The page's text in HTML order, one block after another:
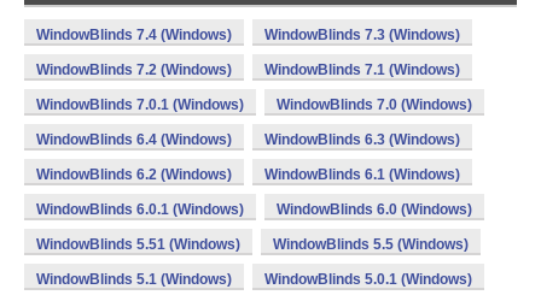
WindowBlinds 7.4 (Windows) WindowBlinds 7.3 (Windows)
WindowBlinds 7.2 (Windows) WindowBlinds 7.1 (Windows)
WindowBlinds 7.0.1 (Windows) WindowBlinds 7.0 (Windows)
WindowBlinds 6.4 (Windows) WindowBlinds 6.3 (Windows)
WindowBlinds 6.2 (Windows) WindowBlinds 6.1 (Windows)
WindowBlinds 6.0.1 (Windows) WindowBlinds 6.0 (Windows)
WindowBlinds 5.51 (Windows) WindowBlinds 5.5 (Windows)
WindowBlinds 5.1 (Windows) WindowBlinds 5.0.1 (Windows)